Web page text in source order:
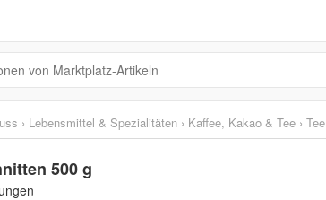
› Lebensmittel & Spezialitäten › Kaffee, Kakao & Tee › Tee
500 g